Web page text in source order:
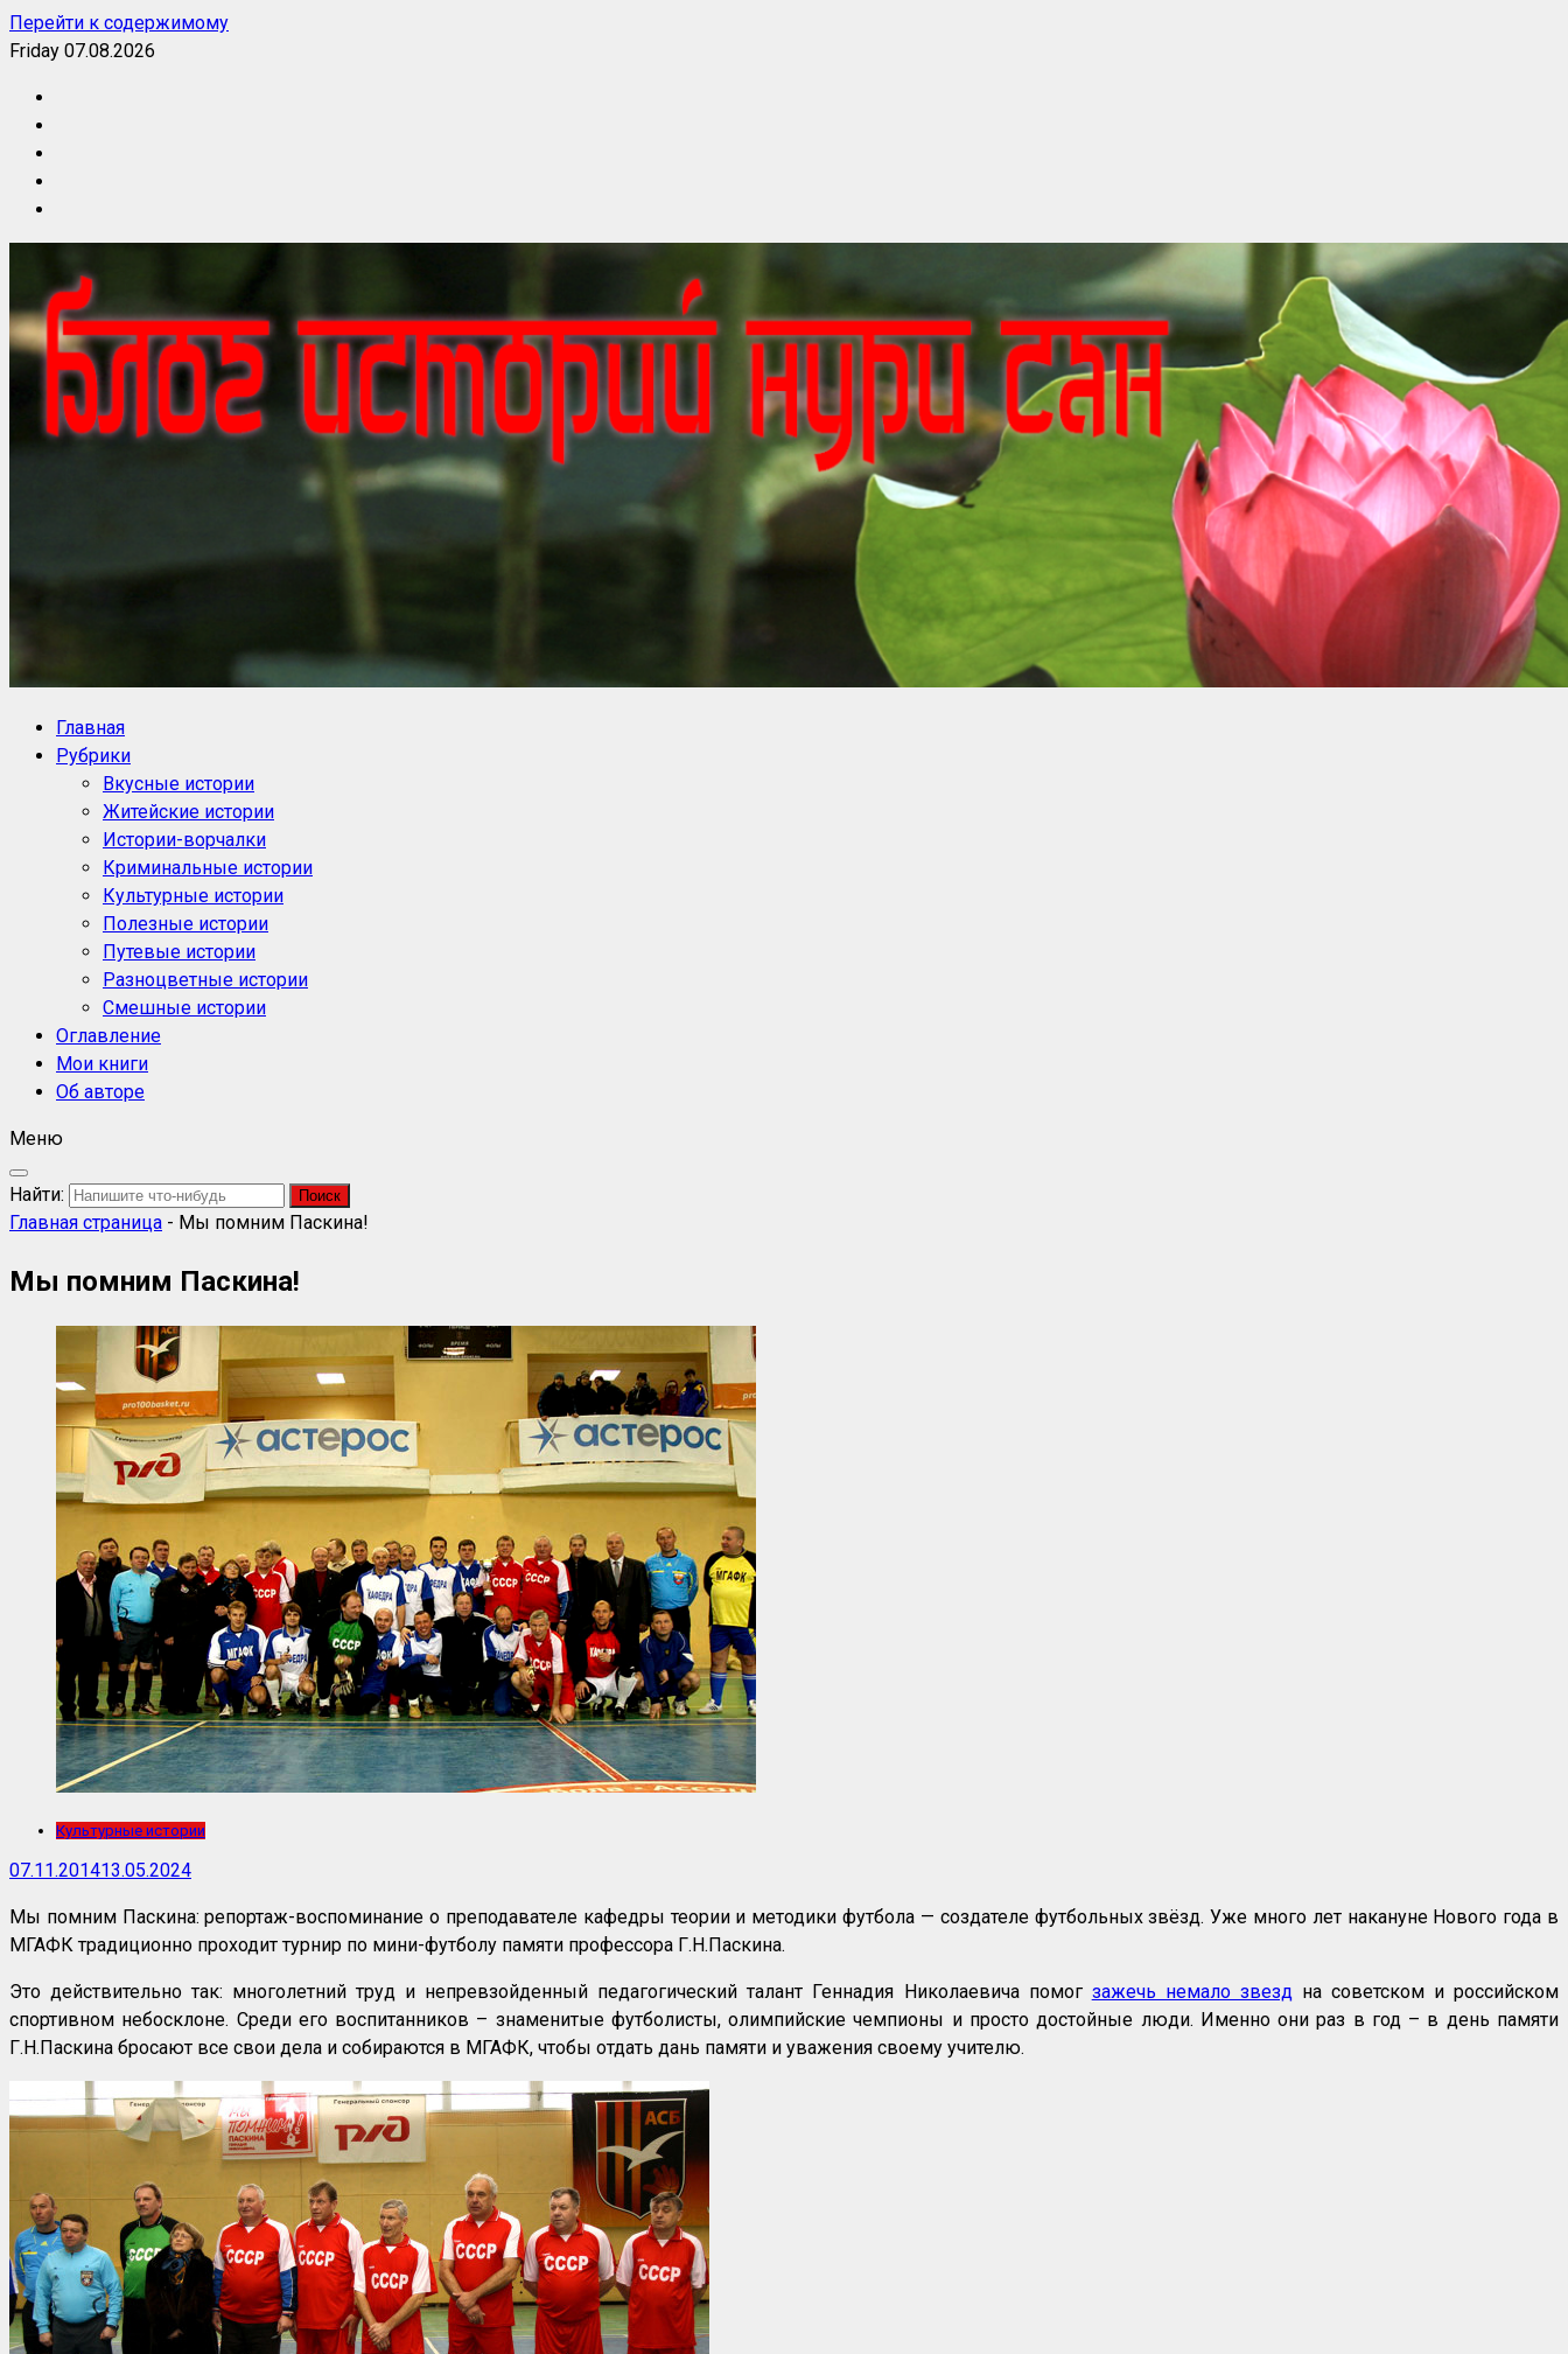
Перейти к содержимому
Friday 07.08.2026
Блог историй NoorySan
Главная
Рубрики
Вкусные истории
Житейские истории
Истории-ворчалки
Криминальные истории
Культурные истории
Полезные истории
Путевые истории
Разноцветные истории
Смешные истории
Оглавление
Мои книги
Об авторе
Меню
Найти:
Главная страница - Мы помним Паскина!
Мы помним Паскина!
Культурные истории
07.11.201413.05.2024
Мы помним Паскина: репортаж-воспоминание о преподавателе кафедры теории и методики футбола — создателе футбольных звёзд. Уже много лет накануне Нового года в
МГАФК традиционно проходит турнир по мини-футболу памяти профессора Г.Н.Паскина.
Это действительно так: многолетний труд и непревзойденный педагогический талант Геннадия Николаевича помог зажечь немало звездна советском и российском
спортивном небосклоне. Среди его воспитанников – знаменитые футболисты, олимпийские чемпионы и просто достойные люди. Именно они раз в год – в день памяти
Г.Н.Паскина бросают все свои дела и собираются в МГАФК, чтобы отдать дань памяти и уважения своему учителю.